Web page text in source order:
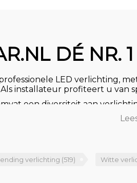
DÉ NR.
LED verlichting,
installateur profiteert u van
een diversiteit aan
competitieve prijzen. Met
aanschaf van
LED lampen, en een
verlichting (519) Witte